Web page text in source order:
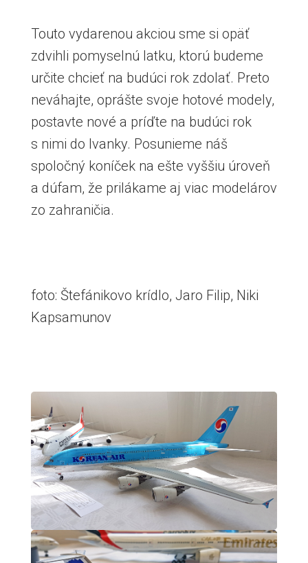
Touto vydarenou akciou sme si opäť
zdvihli pomyselnú latku, ktorú budeme
určite chcieť na budúci rok zdolať. Preto
neváhajte, oprášte svoje hotové modely,
postavte nové a príďte na budúci rok
s nimi do Ivanky. Posunieme náš
spoločný koníček na ešte vyššiu úroveň
a dúfam, že prilákame aj viac modelárov
zo zahraničia.
foto: Štefánikovo krídlo, Jaro Filip, Niki
Kapsamunov